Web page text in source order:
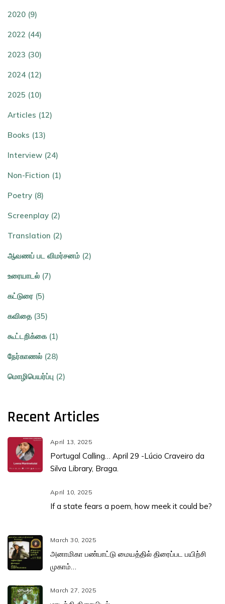
2020 (9)
2022 (44)
2023 (30)
2024 (12)
2025 (10)
Articles (12)
Books (13)
Interview (24)
Non-Fiction (1)
Poetry (8)
Screenplay (2)
Translation (2)
ஆவணப் பட விமர்சனம் (2)
உரையாடல் (7)
கட்டுரை (5)
கவிதை (35)
கூட்டறிக்கை (1)
நேர்காணல் (28)
மொழிபெயர்ப்பு (2)
Recent Articles
April 13, 2025
Portugal Calling… April 29 -Lúcio Craveiro da
Silva Library, Braga.
April 10, 2025
If a state fears a poem, how meek it could be?
March 30, 2025
அனாமிகா பண்பாட்டு மையத்தில் திரைப்பட பயிற்சி
முகாம்…
March 27, 2025